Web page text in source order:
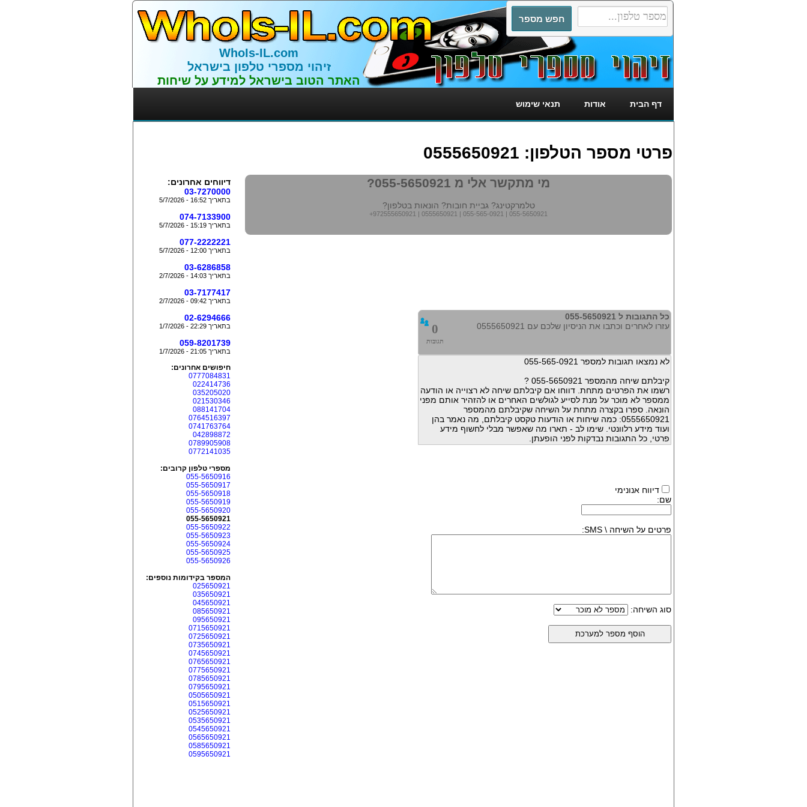
WhoIs-IL.com
זיהוי מספרי טלפון בישראל
האתר הטוב בישראל למידע על שיחות
דף הבית אודות תנאי שימוש
פרטי מספר הטלפון: 0555650921
מי מתקשר אלי מ 055-5650921?
טלמרקטינג? גביית חובות? הונאות בטלפון?
+972555650921 | 0555650921 | 055-565-0921 | 055-5650921
0
תגובות
כל התגובות ל 055-5650921
עזרו לאחרים וכתבו את הניסיון שלכם עם 0555650921
לא נמצאו תגובות למספר 055-565-0921
קיבלתם שיחה מהמספר 055-5650921 ?
רשמו את הפרטים מתחת. דווחו אם קיבלתם שיחה לא רצוייה או הודעה
ממספר לא מוכר על מנת לסייע לגולשים האחרים או להזהיר אותם מפני
הונאה. ספרו בקצרה מתחת על השיחה שקיבלתם מהמספר
0555650921: כמה שיחות או הודעות טקסט קיבלתם, מה נאמר בהן
ועוד מידע רלוונטי. שימו לב - תארו מה שאפשר מבלי לחשוף מידע
פרטי, כל התגובות נבדקות לפני הופעתן.
דיווח אנונימי
שם:
פרטים על השיחה \ SMS:
סוג השיחה:
דיווחים אחרונים:
03-7270000
בתאריך 16:52 - 5/7/2026
074-7133900
בתאריך 15:19 - 5/7/2026
077-2222221
בתאריך 12:00 - 5/7/2026
03-6286858
בתאריך 14:03 - 2/7/2026
03-7177417
בתאריך 09:42 - 2/7/2026
02-6294666
בתאריך 22:29 - 1/7/2026
059-8201739
בתאריך 21:05 - 1/7/2026
חיפושים אחרונים:
0777084831
022414736
035205020
021530346
088141704
0764516397
0741763764
042898872
0789905908
0772141035
מספרי טלפון קרובים:
055-5650916
055-5650917
055-5650918
055-5650919
055-5650920
055-5650921
055-5650922
055-5650923
055-5650924
055-5650925
055-5650926
המספר בקידומות נוספים:
025650921
035650921
045650921
085650921
095650921
0715650921
0725650921
0735650921
0745650921
0765650921
0775650921
0785650921
0795650921
0505650921
0515650921
0525650921
0535650921
0545650921
0565650921
0585650921
0595650921